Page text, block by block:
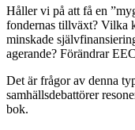
Håller vi på att få en
fondernas tillväxt? Vilka
minskade
agerande? Förändrar
Det är frågor av denna
samhällsdebattörer
bok.